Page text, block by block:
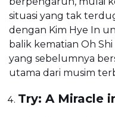
situasi yang tak
dengan Kim Hye In
balik kematian Oh
yang sebelumnya
utama dari musim
Try: A Miracle